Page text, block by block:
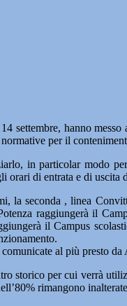
hanno
per il
in particolar modo
orari di entrata e di uscita
seconda , linea
raggiungerà il
il Campus
al più presto da
storico per cui verrà
rimangono